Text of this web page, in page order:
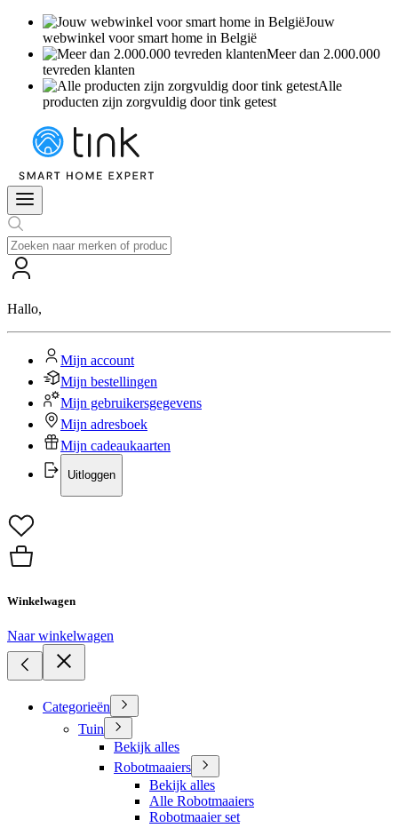
Jouw
webwinkel voor smart home in België
Meer dan 2.000.000
tevreden klanten
Alle
producten zijn zorgvuldig door tink getest
Hallo,
Mijn account
Mijn bestellingen
Mijn gebruikersgegevens
Mijn adresboek
Mijn cadeaukaarten
Uitloggen
Winkelwagen
Naar winkelwagen
Categorieën
Tuin
Bekijk alles
Robotmaaiers
Bekijk alles
Alle Robotmaaiers
Robotmaaier set